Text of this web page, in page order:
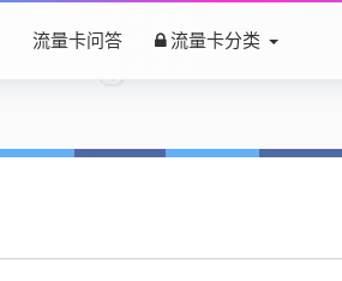
流量卡问答 流量卡分类